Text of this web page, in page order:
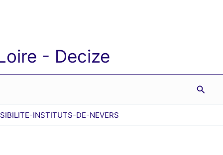
- Decize
INSTITUTS-DE-NEVERS